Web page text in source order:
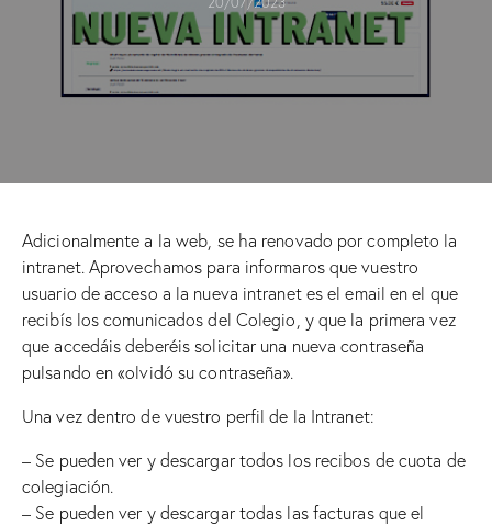
Adicionalmente a la web, se ha renovado por completo la
intranet. Aprovechamos para informaros que vuestro
usuario de acceso a la nueva intranet es el email en el que
recibís los comunicados del Colegio, y que la primera vez
que accedáis deberéis solicitar una nueva contraseña
pulsando en «olvidó su contraseña».
Una vez dentro de vuestro perfil de la Intranet:
– Se pueden ver y descargar todos los recibos de cuota de
colegiación.
– Se pueden ver y descargar todas las facturas que el